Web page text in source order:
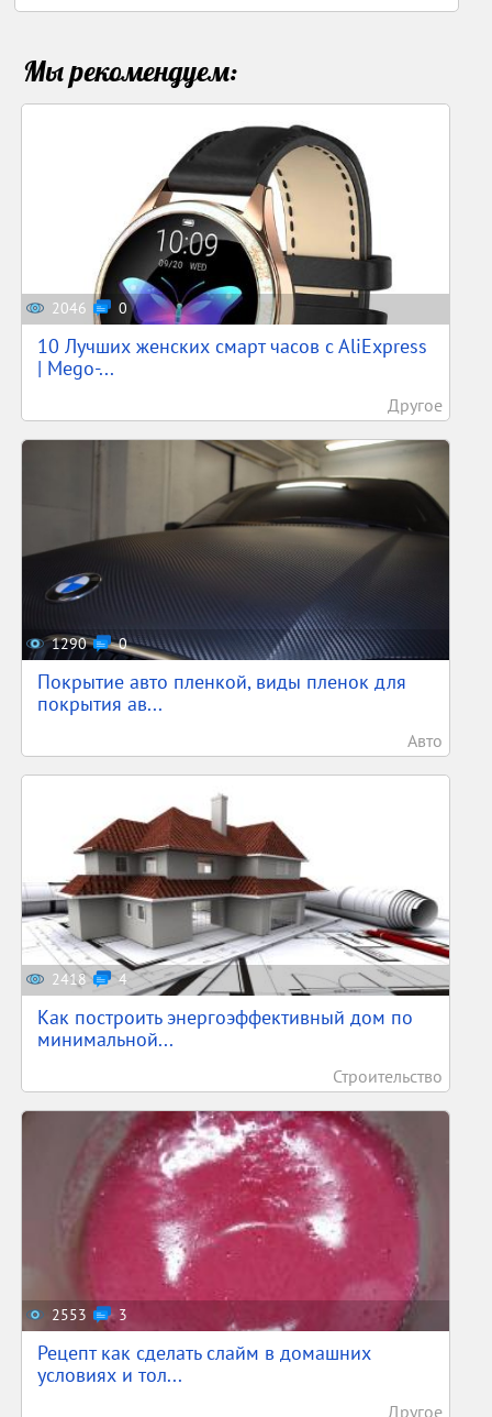
Мы рекомендуем:
2046 0
10 Лучших женских смарт часов c AliExpress
| Mego-...
Другое
1290 0
Покрытие авто пленкой, виды пленок для
покрытия ав...
Авто
2418 4
Как построить энергоэффективный дом по
минимальной...
Строительство
2553 3
Рецепт как сделать слайм в домашних
условиях и тол...
Другое